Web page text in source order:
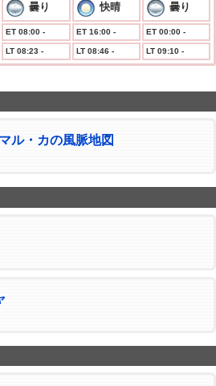
曇り 快晴 曇り
ET 08:00 - ET 16:00 - ET 00:00 -
LT 08:23 - LT 08:46 - LT 09:10 -
ル・カの風脈地図